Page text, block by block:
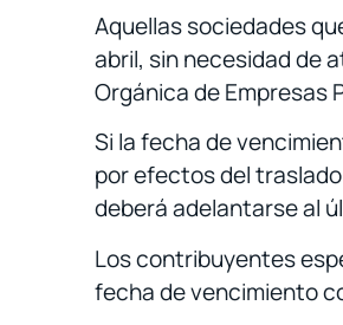
Aquellas sociedades
abril, sin necesidad de
Orgánica de Empresas
Si la fecha de
por efectos del
deberá adelantarse al
Los contribuyentes
fecha de vencimiento